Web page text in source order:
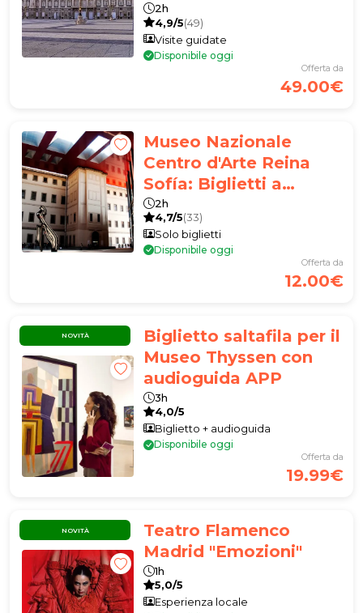
2h
4,9/5(49)
Visite guidate
Disponibile oggi
Offerta da
49.00€
Museo Nazionale
Centro d'Arte Reina
Sofía: Biglietti a
ingresso libero
2h
4,7/5(33)
Solo biglietti
Disponibile oggi
Offerta da
12.00€
NOVITÀ
Biglietto saltafila per il
Museo Thyssen con
audioguida APP
3h
4,0/5
Biglietto + audioguida
Disponibile oggi
Offerta da
19.99€
NOVITÀ
Teatro Flamenco
Madrid "Emozioni"
1h
5,0/5
Esperienza locale